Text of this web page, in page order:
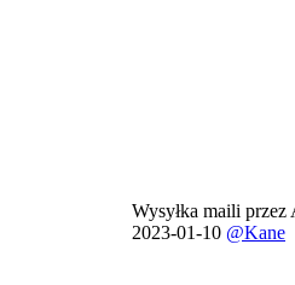
Wysyłka maili
2023-01-10 @Kane